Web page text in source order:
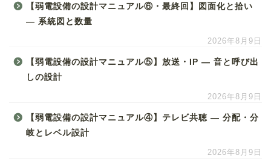
【弱電設備の設計マニュアル⑥・最終回】図面化と拾い
― 系統図と数量
2026年8月9日
【弱電設備の設計マニュアル⑤】放送・IP ― 音と呼び出
しの設計
2026年8月9日
【弱電設備の設計マニュアル④】テレビ共聴 ― 分配・分
岐とレベル設計
2026年8月9日